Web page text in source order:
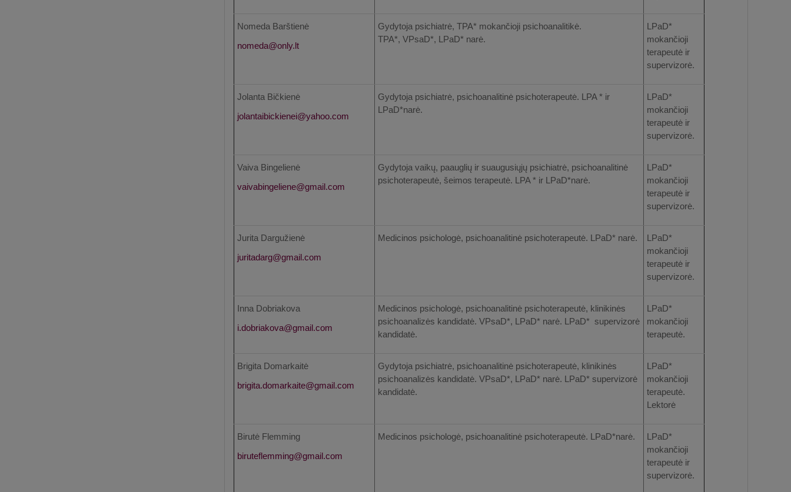
Nomeda Barštienė
Gydytoja psichiatrė, TPA* mokančioji psichoanalitikė.
TPA*, VPsaD*, LPaD* narė.
LPaD*
mokančioji
terapeutė ir
supervizorė.
Jolanta Bičkienė
Gydytoja psichiatrė, psichoanalitinė psichoterapeutė. LPA * ir
LPaD*narė.
LPaD*
mokančioji
terapeutė ir
supervizorė.
Vaiva Bingelienė
Gydytoja vaikų, paauglių ir suaugusiųjų psichiatrė, psichoanalitinė
psichoterapeutė, šeimos terapeutė. LPA * ir LPaD*narė.
LPaD*
mokančioji
terapeutė ir
supervizorė.
Jurita Dargužienė Medicinos psichologė, psichoanalitinė psichoterapeutė. LPaD* narė.
LPaD*
mokančioji
terapeutė ir
supervizorė.
Inna Dobriakova
Medicinos psichologė, psichoanalitinė psichoterapeutė, klinikinės
psichoanalizės kandidatė. VPsaD*, LPaD* narė. LPaD* supervizorė
kandidatė.
LPaD*
mokančioji
terapeutė.
Brigita Domarkaitė
Gydytoja psichiatrė, psichoanalitinė psichoterapeutė, klinikinės
psichoanalizės kandidatė. VPsaD*, LPaD* narė. LPaD* supervizorė
kandidatė.
LPaD*
mokančioji
terapeutė.
Lektorė
Birutė Flemming Medicinos psichologė, psichoanalitinė psichoterapeutė. LPaD*narė.
LPaD*
mokančioji
terapeutė ir
supervizorė.